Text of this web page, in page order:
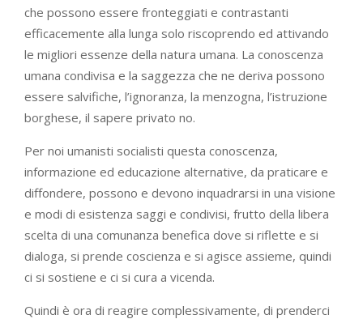
che possono essere fronteggiati e contrastanti
efficacemente alla lunga solo riscoprendo ed attivando
le migliori essenze della natura umana. La conoscenza
umana condivisa e la saggezza che ne deriva possono
essere salvifiche, l’ignoranza, la menzogna, l’istruzione
borghese, il sapere privato no.
Per noi umanisti socialisti questa conoscenza,
informazione ed educazione alternative, da praticare e
diffondere, possono e devono inquadrarsi in una visione
e modi di esistenza saggi e condivisi, frutto della libera
scelta di una comunanza benefica dove si riflette e si
dialoga, si prende coscienza e si agisce assieme, quindi
ci si sostiene e ci si cura a vicenda.
Quindi è ora di reagire complessivamente, di prenderci